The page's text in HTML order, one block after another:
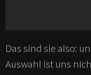
Das sind sie also:
Auswahl ist uns